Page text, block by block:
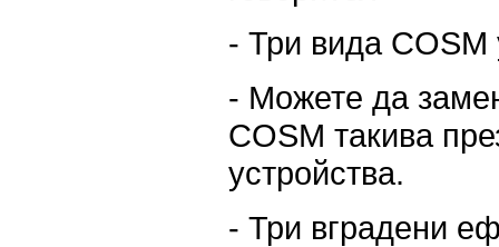
- Три вида COSM
- Можете да
COSM такива
устройства.
- Три вградени